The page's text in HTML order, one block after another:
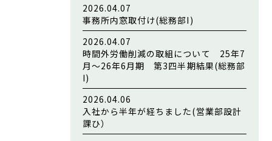
2026.04.07
事務所内窓取付け(総務部I)
2026.04.07
時間外労働削減の取組について 25年7
月～26年6月期 第3四半期結果(総務部
I)
2026.04.06
入社から半年が経ちました(営業部設計
課ひ）